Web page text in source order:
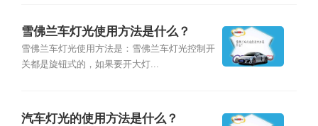
雪佛兰车灯光使用方法是什么？
雪佛兰车灯光使用方法是：雪佛兰车灯光控制开
关都是旋钮式的，如果要开大灯...
汽车灯光的使用方法是什么？